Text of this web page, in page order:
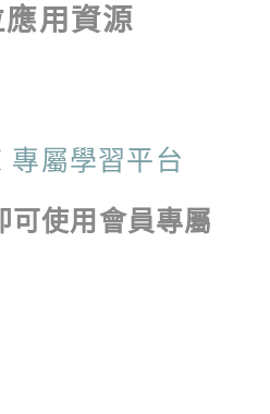
用資源
屬學習平台
可使用會員專屬